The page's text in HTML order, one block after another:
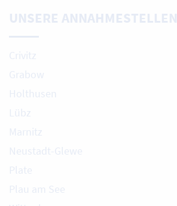
UNSERE ANNAHMESTELLEN
Crivitz
Grabow
Holthusen
Lübz
Marnitz
Neustadt-Glewe
Plate
Plau am See